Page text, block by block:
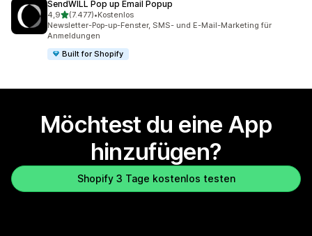
SendWILL Pop up Email Popup
4,9von 5 Sternen
(7.477)
7477 Rezensionen insgesamt
•Kostenlos
Newsletter-Pop-up-Fenster, SMS- und E-Mail-Marketing für
Anmeldungen
Built for Shopify
Möchtest du eine App
hinzufügen?
Shopify 3 Tage kostenlos testen